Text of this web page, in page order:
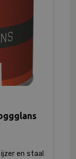
en staal